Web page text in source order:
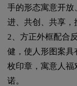
手的形态寓意开放
进、共创、共享，
2、方正外框配合
健，使人形图案具
枚印章，寓意人
诺。